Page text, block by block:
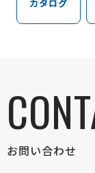
カタログ
お問い合わせ